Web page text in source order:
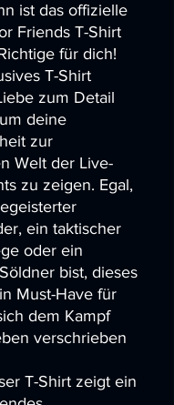
ist das offizielle
Friends T-Shirt
für dich!
T-Shirt
zum Detail
deine
zur
Welt der Live-
zu zeigen. Egal,
ein taktischer
oder ein
bist, dieses
Must-Have für
dem Kampf
verschrieben
T-Shirt zeigt ein